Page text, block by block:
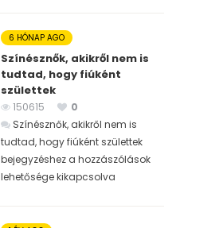
6 HÓNAP AGO
Színésznők, akikről nem is
tudtad, hogy fiúként
születtek
150615
0
Színésznők, akikről nem is
tudtad, hogy fiúként születtek
bejegyzéshez a hozzászólások
lehetősége kikapcsolva